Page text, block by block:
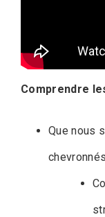
Comprendre
Que nous